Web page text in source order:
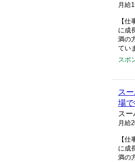
月給
【
に成
満の
てい
スポ
ス
場
ス
月給
【
に成
満の